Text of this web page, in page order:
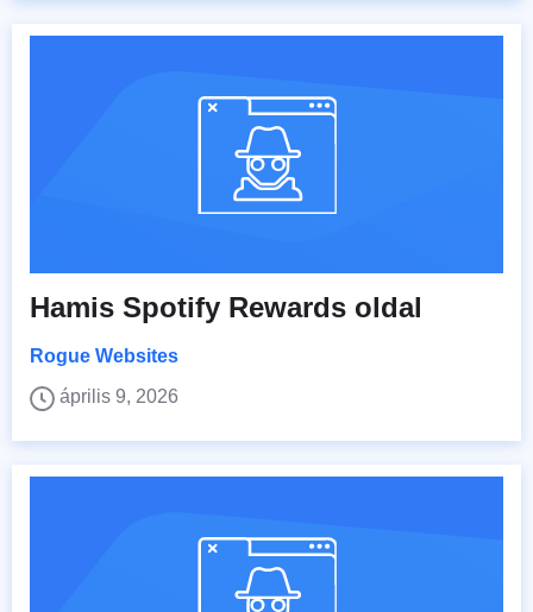
Hamis Spotify Rewards oldal
Rogue Websites
április 9, 2026